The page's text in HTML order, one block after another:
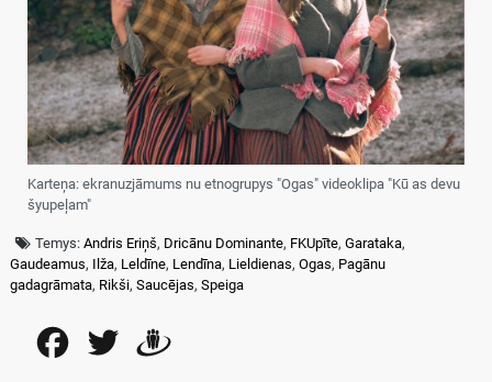
Karteņa: ekranuzjāmums nu etnogrupys "Ogas" videoklipa "Kū as devu
šyupeļam"
Temys:Andris Eriņš, Dricānu Dominante, FKUpīte,Garataka,
Gaudeamus, Ilža, Leldīne, Lendīna, Lieldienas, Ogas, Pagānu
gadagrāmata, Rikši, Saucējas, Speiga
FacebookTwitter